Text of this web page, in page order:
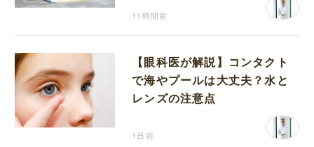
11時間前
【眼科医が解説】コンタクト
で海やプールは大丈夫？水と
レンズの注意点
1日前